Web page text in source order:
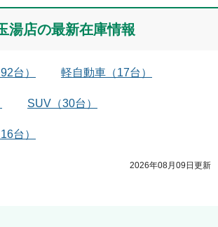
湯店の最新在庫情報
92台） 軽自動車 （17台）
SUV （30台）
16台）
2026年08月09日更新